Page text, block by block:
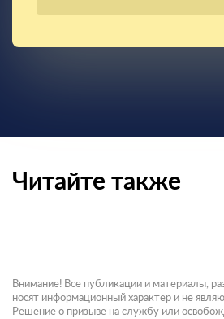
Читайте также
Внимание! Все публикации и материалы,
носят информационный характер и не
Решение о призыве на службу или